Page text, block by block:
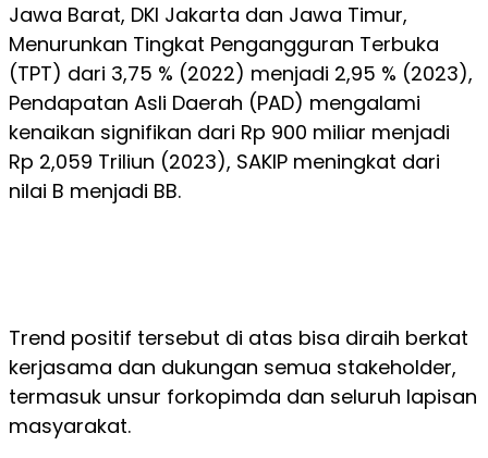
Jawa Barat, DKI Jakarta dan Jawa Timur,
Menurunkan Tingkat Pengangguran Terbuka
(TPT) dari 3,75 % (2022) menjadi 2,95 % (2023),
Pendapatan Asli Daerah (PAD) mengalami
kenaikan signifikan dari Rp 900 miliar menjadi
Rp 2,059 Triliun (2023), SAKIP meningkat dari
nilai B menjadi BB.
Trend positif tersebut di atas bisa diraih berkat
kerjasama dan dukungan semua stakeholder,
termasuk unsur forkopimda dan seluruh lapisan
masyarakat.